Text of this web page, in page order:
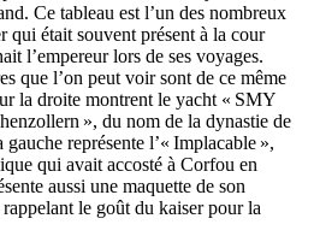
Ce tableau est l’un des nombreux
qui était souvent présent à la cour
l’empereur lors de ses voyages.
que l’on peut voir sont de ce même
la droite montrent le yacht « SMY
», du nom de la dynastie de
représente l’« Implacable »,
qui avait accosté à Corfou en
aussi une maquette de son
rappelant le goût du kaiser pour la